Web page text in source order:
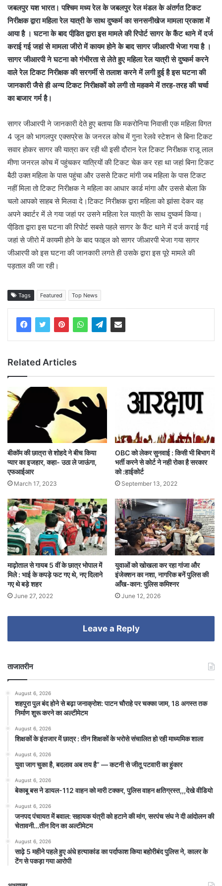
जबलपुर यश भारत। पश्चिम मध्य रेल के जबलपुर रेल मंडल के अंतर्गत टिकट
निरीक्षक द्वारा महिला रेल यात्री के साथ दुष्कर्म का सनसनीखेज मामला प्रकाश में
आया है । घटना के बाद पीडि़त द्वारा इस मामले की रिपोर्ट सागर के कैंट थाने में दर्ज
कराई गई जहां से मामला जीरो में कायम होने के बाद सागर जीआरपी भेजा गया है ।
सागर जीआरपी ने घटना को गंभीरता से लेते हुए महिला रेल यात्री से दुष्कर्म करने
वाले रेल टिकट निरीक्षक की सरगर्मी से तलाश करने में लगी हुई है इस घटना की
जानकारी जैसे ही अन्य टिकट निरीक्षकों को लगी तो महकमे में तरह-तरह की चर्चा
का बाजार गर्म है।
सागर जीआरपी ने जानकारी देते हुए बताया कि मकरोनिया निवासी एक महिला विगत
4 जून को भागलपुर एक्सप्रेस के जनरल कोच में गुना रेलवे स्टेशन से बिना टिकट
सवार होकर सागर की यात्रा कर रही थी इसी दौरान रेल टिकट निरीक्षक राजू लाल
मीणा जनरल कोच में पहुंचकर यात्रियों की टिकट चेक कर रहा था जहां बिना टिकट
बैठी उक्त महिला के पास पहुंचा और उससे टिकट मांगी जब महिला के पास टिकट
नहीं मिला तो टिकट निरीक्षक ने महिला का आधार कार्ड मांगा और उससे बोला कि
चलो आपको साहब से मिलवा दे।टिकट निरीक्षक द्वारा महिला को झांसा देकर वह
अपने क्वार्टर में ले गया जहां पर उसने महिला रेल यात्री के साथ दुष्कर्म किया।
पीडि़ता द्वारा इस घटना की रिपोर्ट सबसे पहले सागर के कैंट थाने में दर्ज कराई गई
जहां से जीरो में कायमी होने के बाद फाइल को सागर जीआरपी भेजा गया सागर
जीआरपी को इस घटना की जानकारी लगते ही उसके द्वारा इस पूरे मामले की
पड़ताल की जा रही।
Tags Featured Top News
Related Articles
बीकॉम की छात्रा से शोहदे ने बीच किया
प्यार का इजहार, कहा- उठा ले जाऊंगा,
एफआईआर
March 17, 2023
OBC को लेकर सुनवाई : किसी भी बिभाग में
भर्ती करने से कोर्ट ने नही रोका है सरकार
को :हाईकोर्ट
September 13, 2022
माढ़ोताल से गायब 5 वीं के छात्र भोपाल में
मिले : भाई के कपड़े फट गए थे, नए दिलाने
गए थे बड़े शहर
June 27, 2022
युवाओं को खोखला कर रहा गांजा और
इंजेक्शन का नशा, नागरिक बनें पुलिस की
आँख-कान: पुलिस कमिश्नर
June 12, 2026
Leave a Reply
ताजातरीन
August 6, 2026
शहपुरा पुल बंद होने से बढ़ा जनाक्रोश: पाटन चौराहे पर चक्का जाम, 18 अगस्त तक
निर्माण शुरू करने का अल्टीमेटम
August 6, 2026
शिक्षकों के इंतजार में छात्र : तीन शिक्षकों के भरोसे संचालित हो रही माध्यमिक शाला
August 6, 2026
युवा जाग चुका है, बदलाव अब तय है” — कटनी से जीतू पटवारी का हुंकार
August 6, 2026
बेकाबू बस ने डायल-112 वाहन को मारी टक्कर, पुलिस वाहन क्षतिग्रस्त,,,देखे वीडियो
August 6, 2026
जनपद पंचायत में बवाल: सहायक यंत्री को हटाने की मांग, सरपंच संघ ने दी आंदोलन की
चेतावनी…तीन दिन का अल्टीमेटम
August 6, 2026
साढ़े 5 महीने पहले हुए अंधे हत्याकांड का पर्दाफाश किया बहोरीबंद पुलिस ने, कालर के
टेंग से पकड़ा गया आरोपी